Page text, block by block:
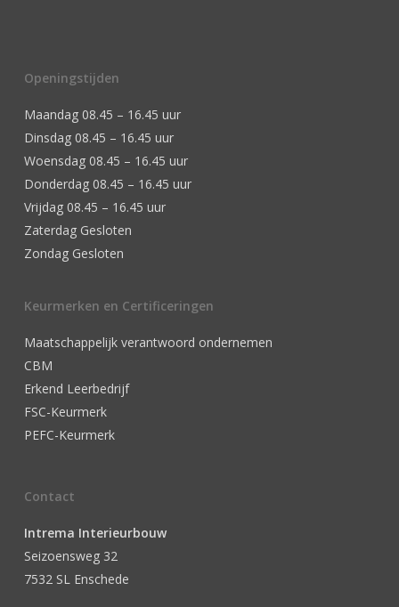
Openingstijden
Maandag 08.45 – 16.45 uur
Dinsdag 08.45 – 16.45 uur
Woensdag 08.45 – 16.45 uur
Donderdag 08.45 – 16.45 uur
Vrijdag 08.45 – 16.45 uur
Zaterdag Gesloten
Zondag Gesloten
Keurmerken en Certificeringen
Maatschappelijk verantwoord ondernemen
CBM
Erkend Leerbedrijf
FSC-Keurmerk
PEFC-Keurmerk
Contact
Intrema Interieurbouw
Seizoensweg 32
7532 SL Enschede